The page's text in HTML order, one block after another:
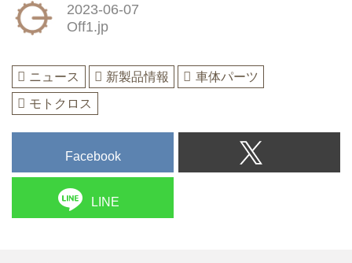
2023-06-07
Off1.jp
ニュース 新製品情報
車体パーツ
モトクロス
Facebook
LINE